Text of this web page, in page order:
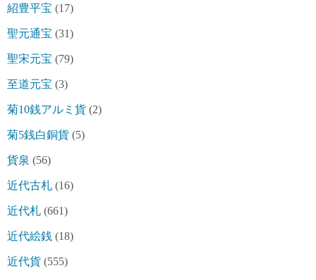
紹豊平宝 (17)
聖元通宝 (31)
聖宋元宝 (79)
至道元宝 (3)
菊10銭アルミ貨 (2)
菊5銭白銅貨 (5)
貨泉 (56)
近代古札 (16)
近代札 (661)
近代絵銭 (18)
近代貨 (555)